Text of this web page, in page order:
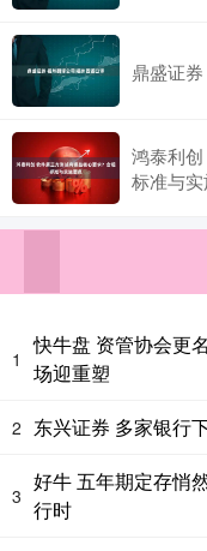
鼎盛证
鸿泰利
标准与
1
快牛盘 资管协会更
场迎重塑
2 东兴证券 多家银行
3
好牛 五年期定存悄
行时